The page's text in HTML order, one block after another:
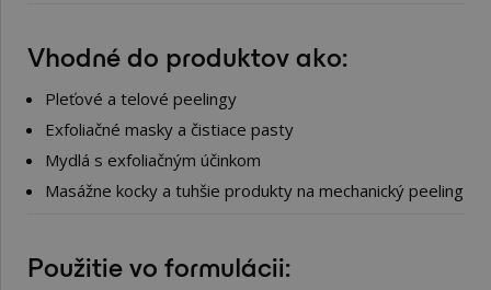
Vhodné do produktov ako:
Pleťové a telové peelingy
Exfoliačné masky a čistiace pasty
Mydlá s exfoliačným účinkom
Masážne kocky a tuhšie produkty na mechanický peeling
Použitie vo formulácii: